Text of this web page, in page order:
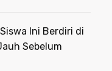
Ini Berdiri di
Sebelum